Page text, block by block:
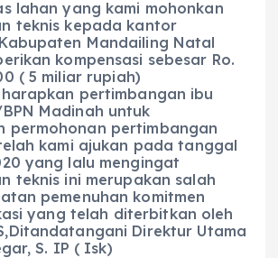
lahan yang kami mohonkan
teknis kepada kantor
Mandailing Natal
kompensasi sebesar Ro.
( 5 miliar rupiah)
pertimbangan ibu
Madinah untuk
permohonan pertimbangan
kami ajukan pada tanggal
yang lalu mengingat
teknis ini merupakan salah
pemenuhan komitmen
yang telah diterbitkan oleh
Direktur Utama
S. IP ( Isk)